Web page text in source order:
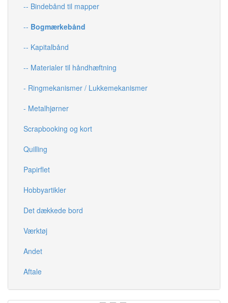
-- Bindebånd til mapper
-- Bogmærkebånd
-- Kapitalbånd
-- Materialer til håndhæftning
- Ringmekanismer / Lukkemekanismer
- Metalhjørner
Scrapbooking og kort
Quilling
Papirflet
Hobbyartikler
Det dækkede bord
Værktøj
Andet
Aftale